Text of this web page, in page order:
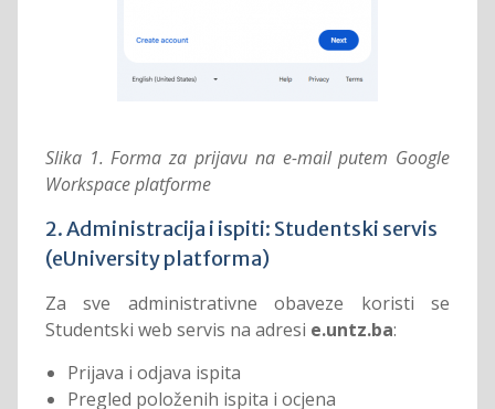
Slika 1. Forma za prijavu na e-mail putem Google
Workspace platforme
2. Administracija i ispiti: Studentski servis
(eUniversity platforma)
Za sve administrativne obaveze koristi se
Studentski web servis na adresi e.untz.ba:
Prijava i odjava ispita
Pregled položenih ispita i ocjena